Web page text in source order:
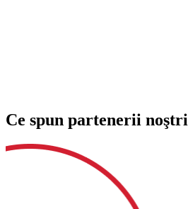
Ce spun partenerii noştri